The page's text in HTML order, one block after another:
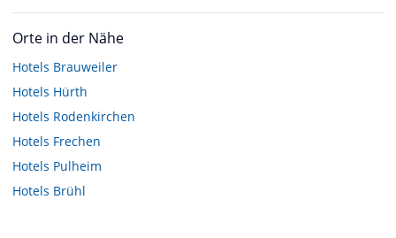
Orte in der Nähe
Hotels Brauweiler
Hotels Hürth
Hotels Rodenkirchen
Hotels Frechen
Hotels Pulheim
Hotels Brühl